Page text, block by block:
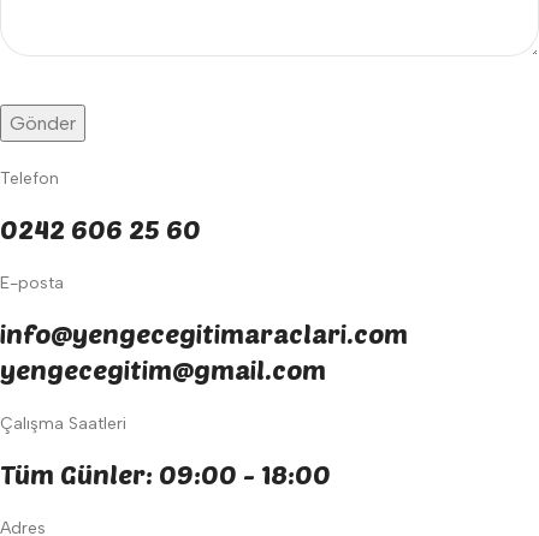
Telefon
0242 606 25 60
E-posta
info@yengecegitimaraclari.com
yengecegitim@gmail.com
Çalışma Saatleri
Tüm Günler: 09:00 - 18:00
Adres